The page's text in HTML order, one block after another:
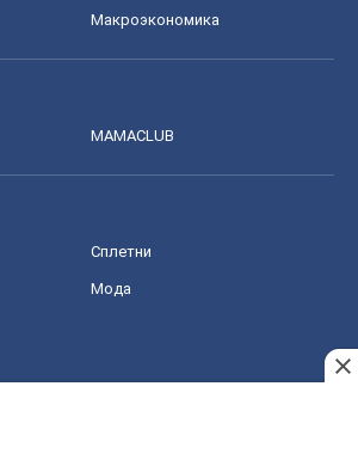
Mакроэкономика
MAMACLUB
Сплетни
Мода